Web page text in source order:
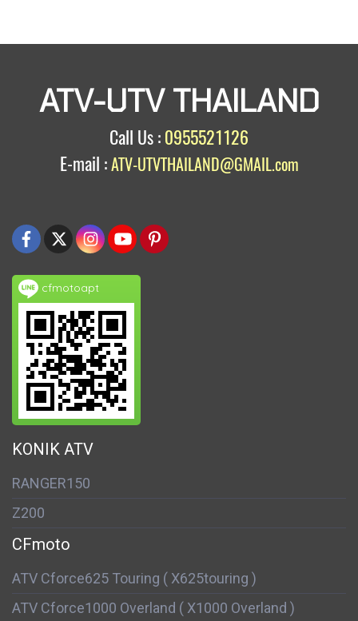
ATV-UTV THAILAND
Call Us : 0955521126
E-mail :ATV-UTVTHAILAND@GMAIL.com
cfmotoapt
KONIK ATV
RANGER150
Z200
CFmoto
ATV Cforce625 Touring ( X625touring )
ATV Cforce1000 Overland ( X1000 Overland )